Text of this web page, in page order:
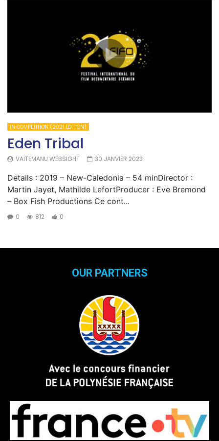
IN COMPETITION (2021 EDITION)
Eden Tribal
VAITEMANU WEBSIGHT 30 JANVIER 2023
Details : 2019 – New-Caledonia – 54 minDirector :
Martin Jayet, Mathilde LefortProducer : Eve Bremond
– Box Fish Productions Ce cont...
0 812 0
OUR PARTNERS